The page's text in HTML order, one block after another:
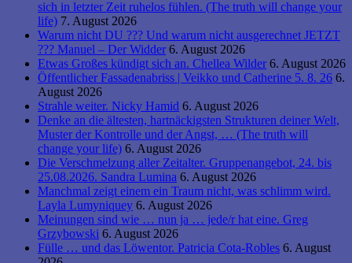
sich in letzter Zeit ruhelos fühlen. (The truth will change your
life) 7. August 2026
Warum nicht DU ??? Und warum nicht ausgerechnet JETZT
??? Manuel – Der Widder 6. August 2026
Etwas Großes kündigt sich an. Chellea Wilder 6. August 2026
Öffentlicher Fassadenabriss | Veikko und Catherine 5. 8. 26 6.
August 2026
Strahle weiter. Nicky Hamid 6. August 2026
Denke an die ältesten, hartnäckigsten Strukturen deiner Welt,
Muster der Kontrolle und der Angst, … (The truth will
change your life) 6. August 2026
Die Verschmelzung aller Zeitalter. Gruppenangebot, 24. bis
25.08.2026. Sandra Lumina 6. August 2026
Manchmal zeigt einem ein Traum nicht, was schlimm wird.
Layla Lumyniquey 6. August 2026
Meinungen sind wie … nun ja … jede/r hat eine. Greg
Grzybowski 6. August 2026
Fülle … und das Löwentor. Patricia Cota-Robles 6. August